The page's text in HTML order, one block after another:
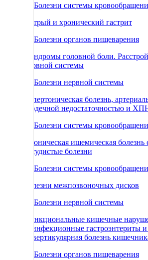
69 Болезни системы
Острый и хронический гастрит
71 Болезни органов пищеварения
Синдромы головной боли.
нервной системы
66 Болезни нервной системы
Гипертоническая болезнь,
сердечной недостаточностью и
69 Болезни системы
Хроническая ишемическая
сосудистые болезни
69 Болезни системы
Болезни межпозвоночных дисков
66 Болезни нервной системы
Функциональные кишечные
неинфекционные гастроэнтериты
дивертикулярная болезнь
71 Болезни органов пищеварения